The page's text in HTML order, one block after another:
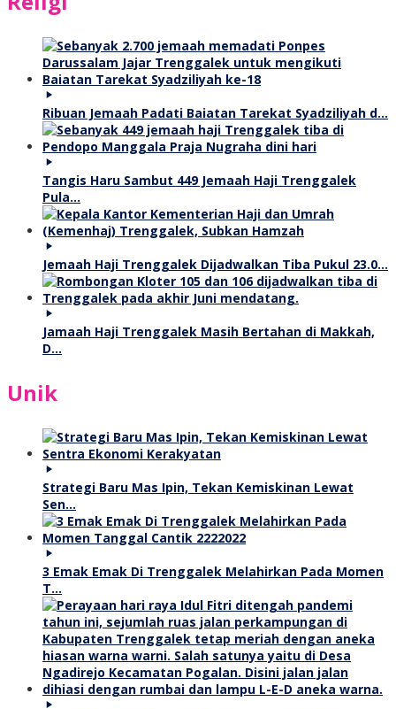
Ribuan Jemaah Padati Baiatan Tarekat Syadziliyah d…
Tangis Haru Sambut 449 Jemaah Haji Trenggalek
Pula…
Jemaah Haji Trenggalek Dijadwalkan Tiba Pukul 23.0…
Jamaah Haji Trenggalek Masih Bertahan di Makkah,
D…
Unik
Strategi Baru Mas Ipin, Tekan Kemiskinan Lewat
Sen…
3 Emak Emak Di Trenggalek Melahirkan Pada Momen
T…